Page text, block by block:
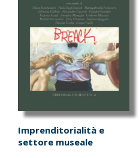
Imprenditorialità e
settore museale